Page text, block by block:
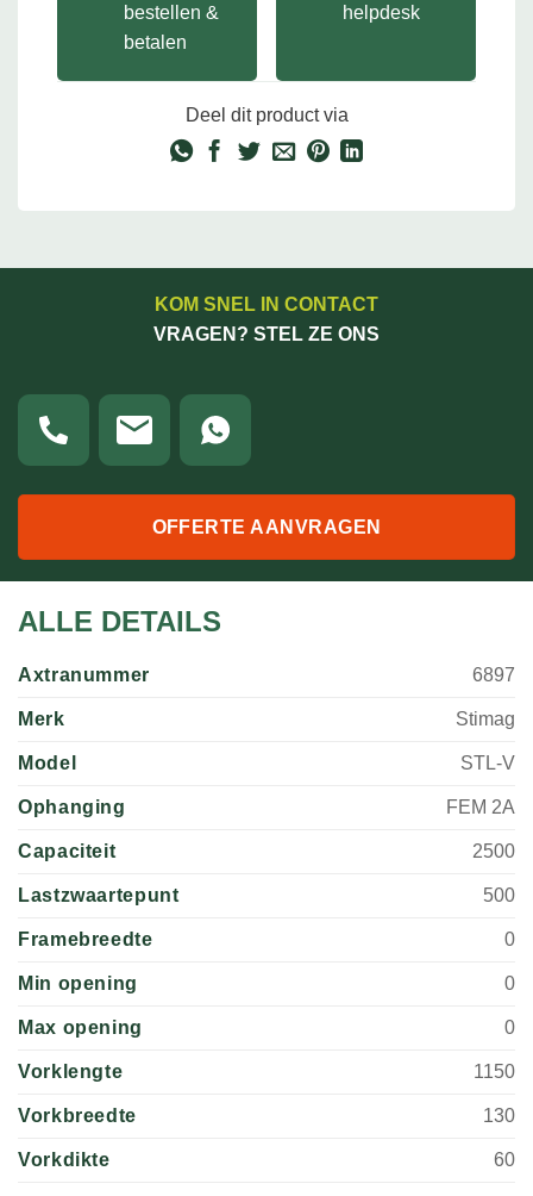
bestellen &
betalen
helpdesk
Deel dit product via
KOM SNEL IN CONTACT
VRAGEN? STEL ZE ONS
OFFERTE AANVRAGEN
ALLE DETAILS
Axtranummer 6897
Merk Stimag
Model STL-V
Ophanging FEM 2A
Capaciteit 2500
Lastzwaartepunt 500
Framebreedte 0
Min opening 0
Max opening 0
Vorklengte 1150
Vorkbreedte 130
Vorkdikte 60